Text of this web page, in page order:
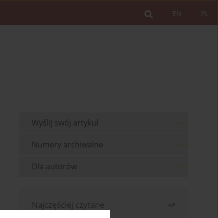
PL
EN
Wyślij swój artykuł
Numery archiwalne
Dla autorów
Najczęściej czytane